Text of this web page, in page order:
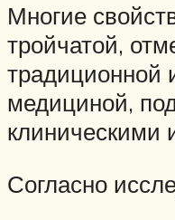
Многие
тройчатой,
традиционной
медициной,
клиническими
Согласно